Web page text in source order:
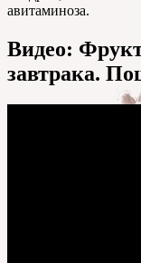
авитаминоза.
Видео:
завтрака.